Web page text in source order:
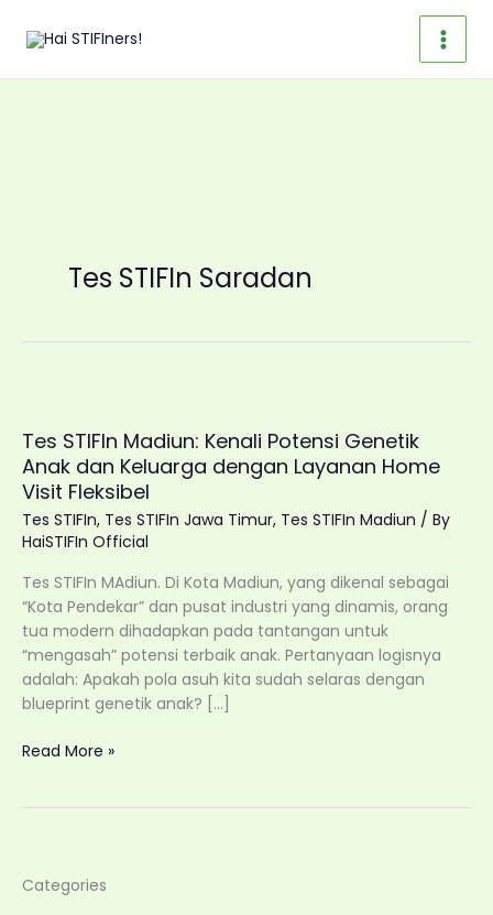
Tes STIFIn Saradan
Tes STIFIn Madiun: Kenali Potensi Genetik
Anak dan Keluarga dengan Layanan Home
Visit Fleksibel
Tes STIFIn, Tes STIFIn Jawa Timur, Tes STIFIn Madiun / By
HaiSTIFIn Official
Tes STIFIn MAdiun. Di Kota Madiun, yang dikenal sebagai
“Kota Pendekar” dan pusat industri yang dinamis, orang
tua modern dihadapkan pada tantangan untuk
“mengasah” potensi terbaik anak. Pertanyaan logisnya
adalah: Apakah pola asuh kita sudah selaras dengan
blueprint genetik anak? […]
Tes
Anak
Read More »
Categories